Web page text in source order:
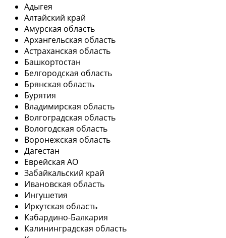
Адыгея
Алтайский край
Амурская область
Архангельская область
Астраханская область
Башкортостан
Белгородская область
Брянская область
Бурятия
Владимирская область
Волгоградская область
Вологодская область
Воронежская область
Дагестан
Еврейская АО
Забайкальский край
Ивановская область
Ингушетия
Иркутская область
Кабардино-Балкария
Калининградская область